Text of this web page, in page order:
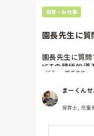
保育・お仕事
園長先生に
園長先生に質問
ICTの積極的導
ICT 園長先生
まーくん
保育士, 児童